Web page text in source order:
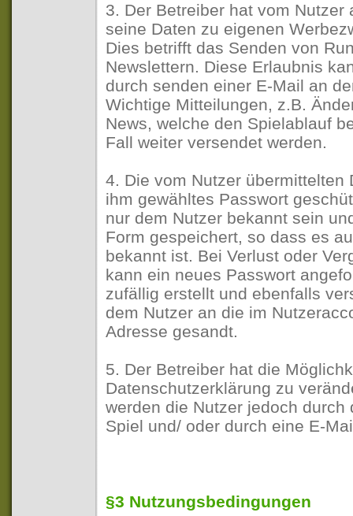
3. Der Betreiber hat vom
seine Daten zu eigenen
Dies betrifft das Senden von
Newslettern. Diese Erlaubnis
durch senden einer E-Mail an
Wichtige Mitteilungen, z.B.
News, welche den Spielablauf
Fall weiter versendet werden.
4. Die vom Nutzer übermittelten
ihm gewähltes Passwort
nur dem Nutzer bekannt sein
Form gespeichert, so dass es
bekannt ist. Bei Verlust oder
kann ein neues Passwort
zufällig erstellt und ebenfalls
dem Nutzer an die im
Adresse gesandt.
5. Der Betreiber hat die
Datenschutzerklärung zu
werden die Nutzer jedoch
Spiel und/ oder durch eine E-
§3 Nutzungsbedingungen